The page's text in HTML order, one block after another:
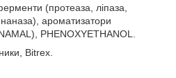
(протеаза, ліпаза,
ароматизатори
PHENOXYETHANOL.
Bitrex.